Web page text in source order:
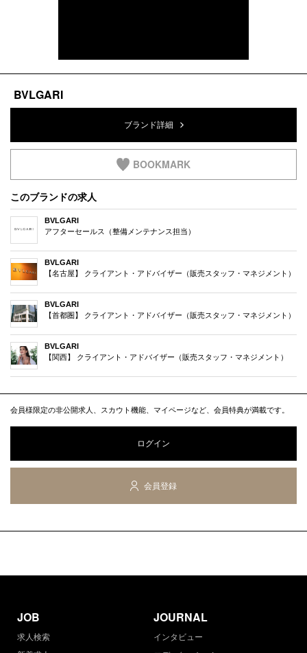
BVLGARI
ブランド詳細
BOOKMARK
このブランドの求人
BVLGARI
アフターセールス（整備メンテナンス担当）
BVLGARI
【名古屋】 クライアント・アドバイザー（販売スタッフ・マネジメント）
BVLGARI
【首都圏】 クライアント・アドバイザー（販売スタッフ・マネジメント）
BVLGARI
【関西】 クライアント・アドバイザー（販売スタッフ・マネジメント）
会員様限定の非公開求人、スカウト機能、マイページなど、会員特典が満載です。
ログイン
会員登録
JOB
求人検索
JOURNAL
インタビュー